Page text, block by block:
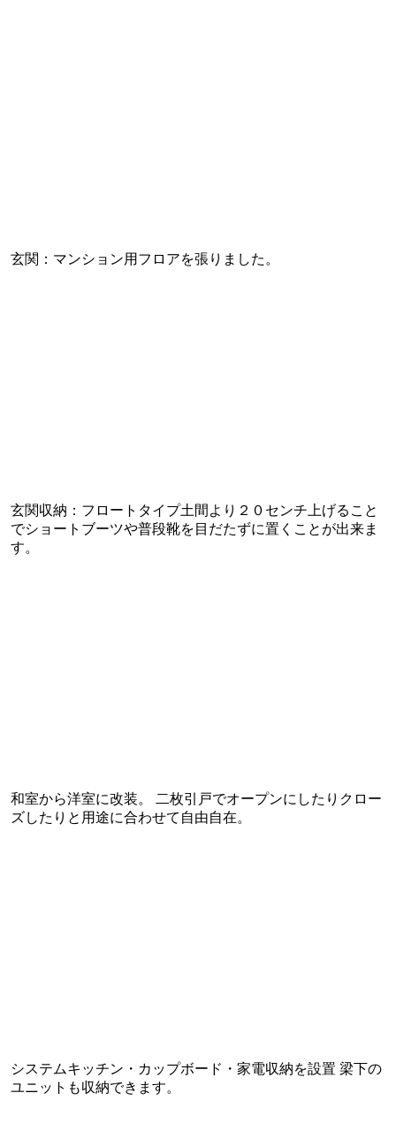
玄関：マンション用フロアを張りました。
玄関収納：フロートタイプ土間より２０センチ上げること
でショートブーツや普段靴を目だたずに置くことが出来ま
す。
和室から洋室に改装。 二枚引戸でオープンにしたりクロー
ズしたりと用途に合わせて自由自在。
システムキッチン・カップボード・家電収納を設置 梁下の
ユニットも収納できます。